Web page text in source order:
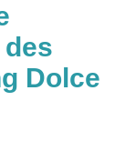
des
Dolce